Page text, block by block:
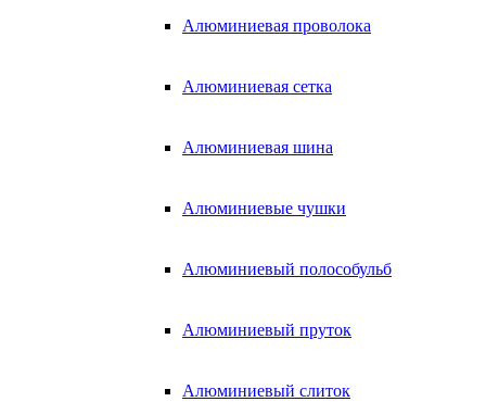
Алюминиевая проволока
Алюминиевая сетка
Алюминиевая шина
Алюминиевые чушки
Алюминиевый полособульб
Алюминиевый пруток
Алюминиевый слиток